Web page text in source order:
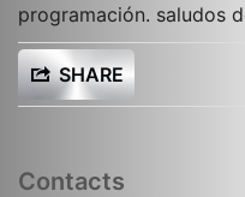
programación. saludos
SHARE
Contacts